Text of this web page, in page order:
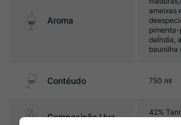
Aroma
ameixas
daÍndia,
baunilha
Contéudo 750 ml
Composição Uva
42%